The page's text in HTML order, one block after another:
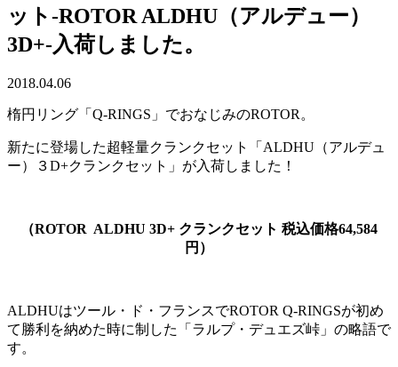
ット-ROTOR ALDHU（アルデュー）
3D+-入荷しました。
2018.04.06
楕円リング「Q-RINGS」でおなじみのROTOR。
新たに登場した超軽量クランクセット「ALDHU（アルデュ
ー）３D+クランクセット」が入荷しました！
（ROTOR ALDHU 3D+ クランクセット 税込価格64,584
円）
ALDHUはツール・ド・フランスでROTOR Q-RINGSが初め
て勝利を納めた時に制した「ラルプ・デュエズ峠」の略語で
す。